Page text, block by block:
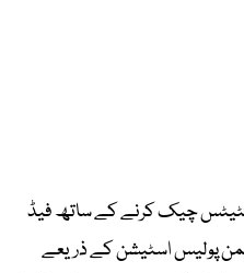
چیک کرنے کے ساتھ فیڈ
پولیس اسٹیشن کے ذریعے